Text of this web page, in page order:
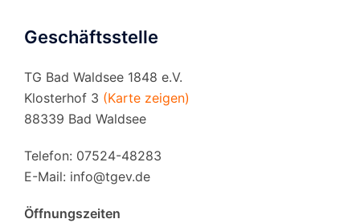
Geschäftsstelle
TG Bad Waldsee 1848 e.V.
Klosterhof 3 (Karte zeigen)
88339 Bad Waldsee
Telefon: 07524-48283
E-Mail: info@tgev.de
Öffnungszeiten